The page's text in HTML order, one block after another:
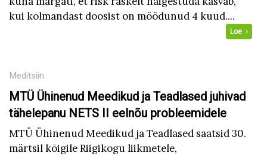
kui kolmandast doosist on möödunud 4 kuud....
Loe
Meditsiin
MTÜ Ühinenud Meedikud ja Teadlased juhivad
tähelepanu NETS II eelnõu probleemidele
MTÜ Ühinenud Meedikud ja Teadlased saatsid 30.
märtsil kõigile Riigikogu liikmetele,